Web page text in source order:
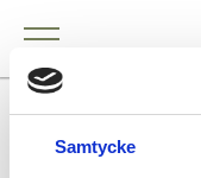
Samtycke
Mera Fritid